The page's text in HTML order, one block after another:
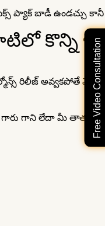
Free Video Consultation
బాడీ ఉండచ్చు
కొన్ని ఇవి
అవ్వకపోతే మొఖం
గాని లేదా మీ తాత గారి